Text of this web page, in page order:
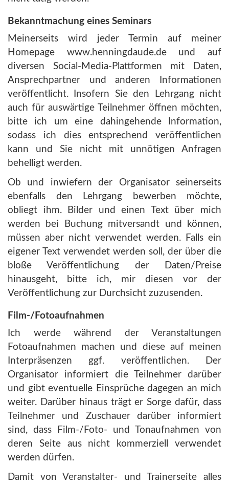
Bekanntmachung eines Seminars
Meinerseits wird jeder Termin auf meiner
Homepage www.henningdaude.de und auf
diversen Social-Media-Plattformen mit Daten,
Ansprechpartner und anderen Informationen
veröffentlicht. Insofern Sie den Lehrgang nicht
auch für auswärtige Teilnehmer öffnen möchten,
bitte ich um eine dahingehende Information,
sodass ich dies entsprechend veröffentlichen
kann und Sie nicht mit unnötigen Anfragen
behelligt werden.
Ob und inwiefern der Organisator seinerseits
ebenfalls den Lehrgang bewerben möchte,
obliegt ihm. Bilder und einen Text über mich
werden bei Buchung mitversandt und können,
müssen aber nicht verwendet werden. Falls ein
eigener Text verwendet werden soll, der über die
bloße Veröffentlichung der Daten/Preise
hinausgeht, bitte ich, mir diesen vor der
Veröffentlichung zur Durchsicht zuzusenden.
Film-/Fotoaufnahmen
Ich werde während der Veranstaltungen
Fotoaufnahmen machen und diese auf meinen
Interpräsenzen ggf. veröffentlichen. Der
Organisator informiert die Teilnehmer darüber
und gibt eventuelle Einsprüche dagegen an mich
weiter. Darüber hinaus trägt er Sorge dafür, dass
Teilnehmer und Zuschauer darüber informiert
sind, dass Film-/Foto- und Tonaufnahmen von
deren Seite aus nicht kommerziell verwendet
werden dürfen.
Damit von Veranstalter- und Trainerseite alles